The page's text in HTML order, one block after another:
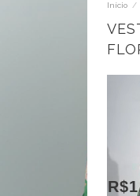
Início /